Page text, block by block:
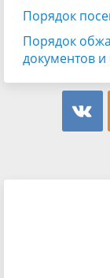
Порядок
Порядок
документов